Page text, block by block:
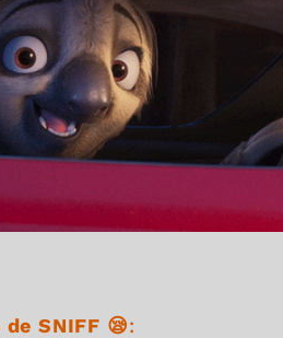
SNIFF 😪: